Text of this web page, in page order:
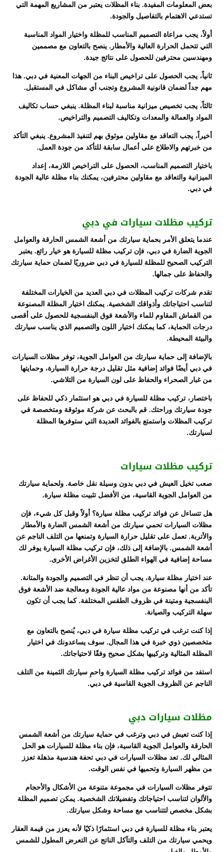
بعض المعلومات المفيدة. بناء المظلات يعتبر من المشاريع المهمة التي
تستدعي الاهتمام بالتفاصيل والجودة.
أولاً، يجب مراعاة التصميم المناسب للمظلة واختيار المواد المناسبة
التي تتحمل الحرارة العالية والأمطار. ينصح بالتعاون مع مصممين
ومهندسين محترفين للحصول على نتائج جيدة.
ثانياً، يجب الحصول على تراخيص البناء من الجهات المعنية في دبي. هذا
مهم جداً لضمان قانونية المشروع وتجنب أي مشاكل في المستقبل.
ثالثاً، يجب تخصيص ميزانية مناسبة لبناء المظلة. ينبغي حساب تكاليف
المواد والعمالة والمعدات وتكاليف التصميم والتراخيص.
أخيراً، يجب التعاقد مع مقاولين موثوق بهم لتنفيذ المشروع. ينبغي التأكد
من خبرتهم والاطلاع على أعمال سابقة للتأكد من جودة العمل.
باختيار التصميم المناسب، الحصول على التراخيص اللازمة، إعداد
الميزانية والتعاقد مع مقاولين محترفين، يمكنك بناء مظلة عالية الجودة
في دبي.
تركيب مظلات سيارات في دبي
عندما يتعلق الأمر بحماية سيارتك من أشعة الشمس الحارقة والعوامل
الجوية الضارة في دبي، فإن تركيب مظلة للسيارة هو خيار رائع. يعتبر
التركيب الصحيح للمظلة للسيارة في دبي ضروريًا لضمان حماية سيارتك
والحفاظ على جمالها.
تقدم شركات تركيب المظلات في دبي العديد من الخيارات المختلفة
لتناسب احتياجاتك وأذواقك الشخصية. يمكنك اختيار المظلة المصنوعة
من القماش المقاوم للماء والأشعة فوق البنفسجية للحصول على أقصى
درجات الحماية، كما يمكنك اختيار اللون والتصميم الذي يناسب سيارتك
والبيئة المحيطة.
بالإضافة إلى حماية سيارتك من العوامل الجوية، توفر مظلات السيارات
في دبي أيضًا فوائد إضافية مثل تقليل درجة حرارة السيارة، وحمايتها
من غبار الصحراء والحفاظ على لون السيارة من التلاشي.
باختصار، تركيب مظلة للسيارة في دبي هو استثمار ذكي للحفاظ على
جودة سيارتك وراحتك. قم بالبحث عن شركة موثوقة ومتخصصة في
تركيب المظلات واستمتع بالفوائد العديدة التي ستوفرها المظلة
لسيارتك.
تركيب مظلات سيارات
صعب تخيل العيش في دبي بدون وسيلة نقل خاصة. ولحماية سيارتك
من العوامل الجوية القاسية، من الأفضل تثبيت مظلة سيارة.
هل تتساءل عن فوائد تركيب مظلة سيارة؟ أولاً وقبل كل شيء، فإن
مظلات السيارات تحمي سيارتك من أشعة الشمس الضارة والأمطار
والأتربة. تعمل على تقليل حرارة السيارة وتمنعها من التلف الناجم عن
أشعة الشمس. بالإضافة إلى ذلك، فإن تركيب مظلة السيارة يوفر لك
مساحة إضافية في الهواء الطلق لتخزين الأغراض الأخرى.
عند اختيار مظلة سيارة، يجب أن تنظر في التصميم والجودة والمتانة.
تأكد من أنها مصنوعة من مواد عالية الجودة ومعالجة ضد الأشعة فوق
البنفسجية ومتينة في ظروف الطقس المختلفة. كما يجب أن تكون
سهلة التركيب والصيانة.
إذا كنت ترغب في تركيب مظلة سيارة في دبي، يُنصح بالتعاون مع
متخصصين ذوي خبرة في هذا المجال. سوف يساعدونك في اختيار
المظلة المثالية وتركيبها بشكل صحيح وفقًا لاحتياجاتك.
استفد من فوائد تركيب مظلة السيارة واحمِ سيارتك الثمينة من التلف
الناجم عن الظروف الجوية القاسية في دبي.
مظلات سيارات دبي
إذا كنت تعيش في دبي وترغب في حماية سيارتك من أشعة الشمس
الحارقة والعوامل الجوية القاسية، فإن بناء مظلة للسيارات هو الحل
المثالي لك. تعد مظلات السيارات في دبي تحفة هندسية مذهلة تعزز
من مظهر السيارة وتحميها في نفس الوقت.
تتوفر مظلات السيارات في مجموعة متنوعة من الأشكال والأحجام
والألوان لتناسب احتياجاتك وتفضيلاتك الشخصية. يمكن تصميم المظلة
بشكل مخصص لتتناسب مع مساحة وشكل سيارتك.
يعتبر بناء مظلة للسيارة في دبي استثمارًا ذكيًا لأنه يعزز من قيمة العقار
ويحمي سيارتك من التلف والتآكل الناتج عن التعرض المطول للشمس